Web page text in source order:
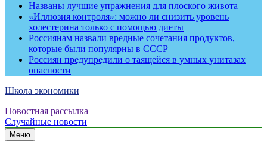
Названы лучшие упражнения для плоского живота
«Иллюзия контроля»: можно ли снизить уровень
холестерина только с помощью диеты
Россиянам назвали вредные сочетания продуктов,
которые были популярны в СССР
Россиян предупредили о таящейся в умных унитазах
опасности
Школа экономики
Новостная рассылка
Случайные новости
Меню